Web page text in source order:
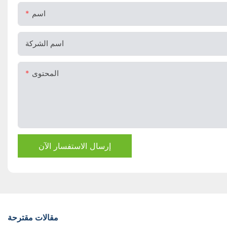
اسم
اسم الشركة
المحتوى
إرسال الاستفسار الآن
مقالات مقترحة